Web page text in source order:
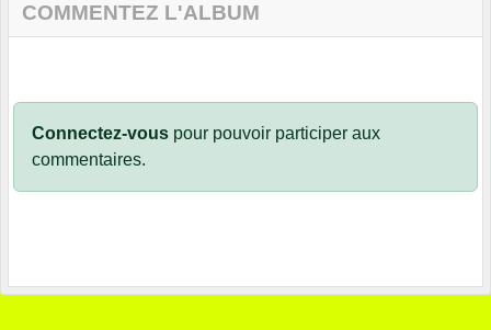
COMMENTEZ L'ALBUM
Connectez-vous pour pouvoir participer aux
commentaires.